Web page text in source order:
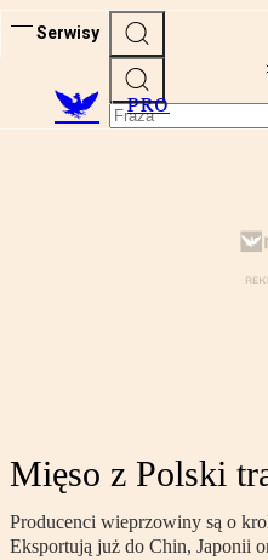
Serwisy
PRO
Mięso z Polski
Producenci wieprzowiny są o
Eksportują już do Chin, Japonii